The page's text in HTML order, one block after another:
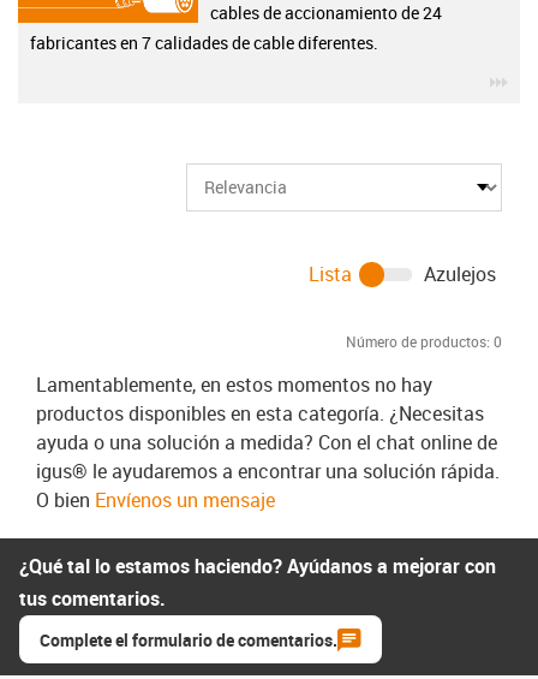
cables de accionamiento de 24
fabricantes en 7 calidades de cable diferentes.
Número de productos: 0
Lista Azulejos
Lamentablemente, en estos momentos no hay
productos disponibles en esta categoría. ¿Necesitas
ayuda o una solución a medida? Con el chat online de
igus® le ayudaremos a encontrar una solución rápida.
O bien Envíenos un mensaje
¿Qué tal lo estamos haciendo? Ayúdanos a mejorar con
tus comentarios.
Complete el formulario de comentarios.